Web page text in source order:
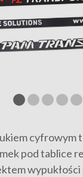
cyfrowym
pod tablice